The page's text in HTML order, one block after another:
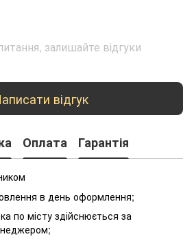
залишайте відгуки
відгук
Оплата Гарантія
в день оформлення;
по місту здійснюється за